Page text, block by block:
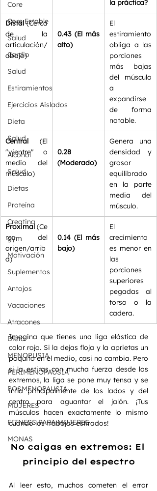
Core
Core Estable
Salud
Cardio
Salud
Estiramientos
Ejercicios Aislados
Dieta
Salud
Alcohol
Salud
Dietas
Proteína
Creatina
gym
Motivación
Suplementos
Antojos
Vacaciones
Atracones
Dieta
MENOPUSIA
PERIMENOPAUSIA
POSMENOPAUSIA
MUJERES
FITNESS PARA MUJERES
MONAS
la práctica?
Distal (Cerca
de la
articulación/
abajo)
0.43 (El más
alto)
El
estiramiento
obliga a las
porciones
más bajas
del músculo
a
expandirse
de forma
notable.
Central (El
"vientre" o
medio del
músculo)
0.28
(Moderado)
Genera una
densidad y
grosor
equilibrado
en la parte
media del
músculo.
Proximal (Ce
rca del
origen/arrib
a)
0.14 (El más
bajo)
El
crecimiento
es menor en
las
porciones
superiores
pegadas al
torso o la
cadera.
Imagina que tienes una liga elástica de
color rojo. Si la dejas floja y la aprietas un
poquito en el medio, casi no cambia. Pero
si la estiras con mucha fuerza desde los
extremos, la liga se pone muy tensa y se
infla principalmente de los lados y del
centro para aguantar el jalón. ¡Tus
músculos hacen exactamente lo mismo
cuando los trabajas estirados!
No caigas en extremos: El
principio del espectro
Al leer esto, muchos cometen el error